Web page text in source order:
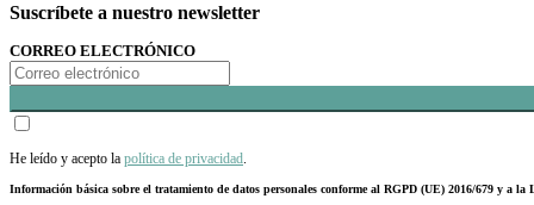
Suscríbete a nuestro newsletter
CORREO ELECTRÓNICO
He leído y acepto la política de privacidad
Información básica sobre el tratamiento de datos personales conforme al RGPD (UE) 2016/679 y a la